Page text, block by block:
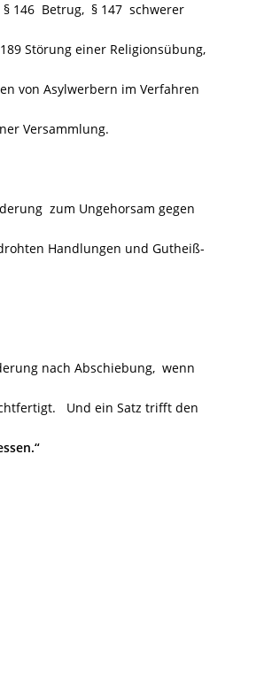
146 Betrug, § 147 schwerer
Störung einer Religionsübung,
von Asylwerbern im Verfahren
Versammlung.
zum Ungehorsam gegen
Handlungen und Gutheiß-
nach Abschiebung, wenn
Und ein Satz trifft den